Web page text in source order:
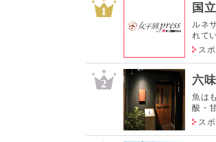
1 国
ルネ
れて
ス
2 六
魚は
酸・
ス